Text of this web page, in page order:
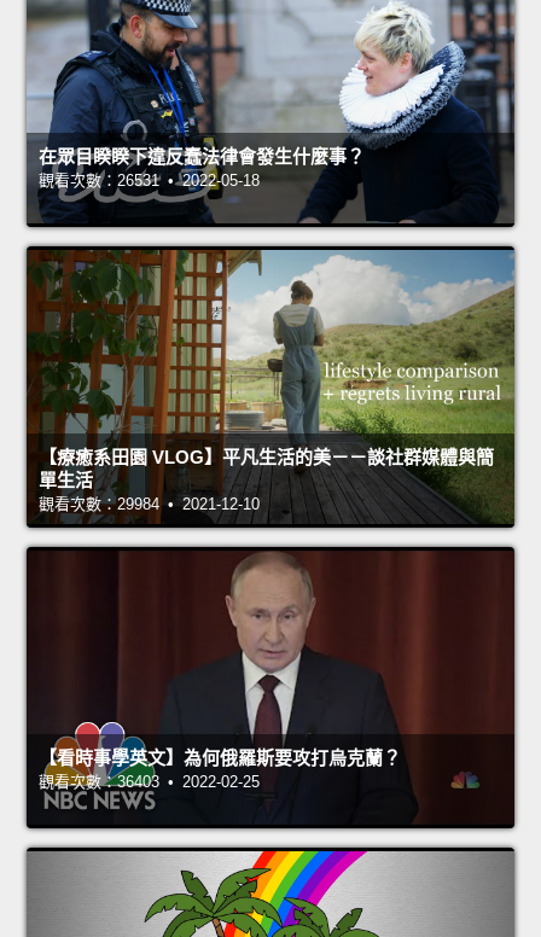
在眾目睽睽下違反蠢法律會發生什麼事？
觀看次數：26531 • 2022-05-18
【療癒系田園 VLOG】平凡生活的美－－談社群媒體與簡
單生活
觀看次數：29984 • 2021-12-10
【看時事學英文】為何俄羅斯要攻打烏克蘭？
觀看次數：36403 • 2022-02-25